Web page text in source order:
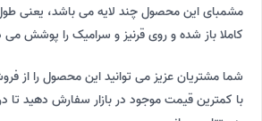
مشمبای این محصول چند لایه می باشد، یعنی
کاملا باز شده و روی قرنیز و سرامیک را پوشش
شما مشتریان عزیز می توانید این محصول را از
با کمترین قیمت موجود در بازار سفارش دهید تا